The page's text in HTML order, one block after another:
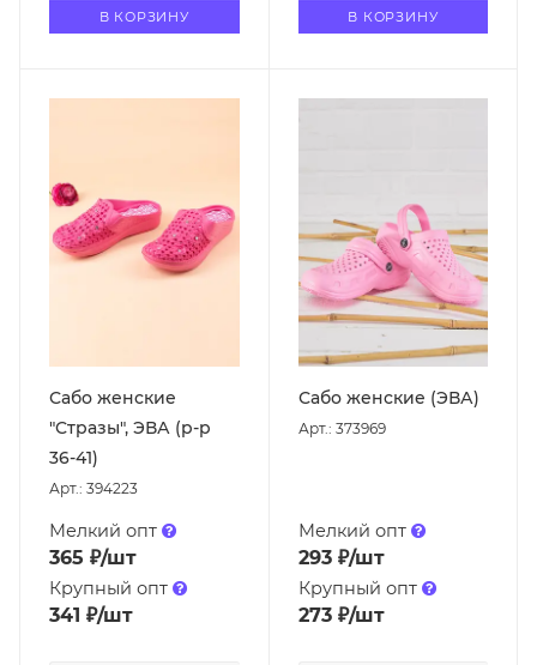
В КОРЗИНУ В КОРЗИНУ
Сабо женские
"Стразы", ЭВА (р-р
36-41)
Арт.: 394223
Мелкий опт
365 ₽/шт
Крупный опт
341 ₽/шт
Сабо женские (ЭВА)
Арт.: 373969
Мелкий опт
293₽/шт
Крупный опт
273₽/шт